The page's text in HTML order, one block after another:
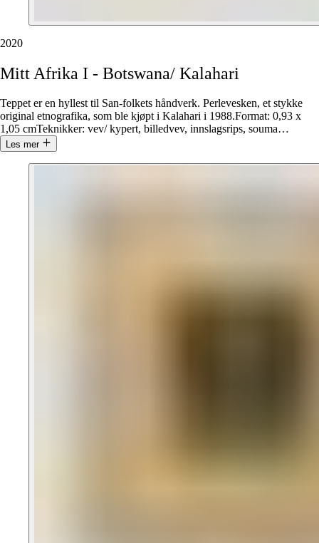
2020
Mitt Afrika I - Botswana/ Kalahari
Teppet er en hyllest til San-folkets håndverk. Perlevesken, et stykke
original etnografika, som ble kjøpt i Kalahari i 1988.Format: 0,93 x
1,05 cmTeknikker: vev/ kypert, billedvev, innslagsrips, souma…
Les mer